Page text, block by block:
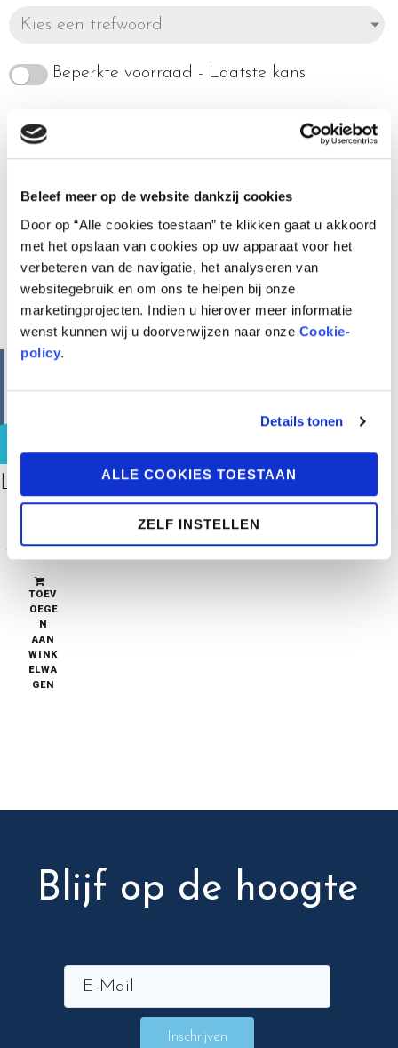
Beleef meer op de website dankzij cookies
Door op “Alle cookies toestaan” te klikken gaat u akkoord
met het opslaan van cookies op uw apparaat voor het
verbeteren van de navigatie, het analyseren van
websitegebruik en om ons te helpen bij onze
marketingprojecten. Indien u hierover meer informatie
wenst kunnen wij u doorverwijzen naar onze Cookie-
policy.
Details tonen
ALLE COOKIES TOESTAAN
ZELF INSTELLEN
Kies een trefwoord
Beperkte voorraad - Laatste kans
voorraad
TOEV
OEGE
N
AAN
WINK
ELWA
GEN
Blijf op de hoogte
Inschrijven